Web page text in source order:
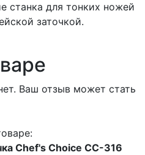
станка для тонких ножей
заточкой.
Ваш отзыв может стать
Chef's Choice CC-316